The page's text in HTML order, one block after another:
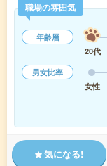
職場の雰囲気
年齢層
20代
男女比率
女性
気になる!